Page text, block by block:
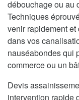
débouchage ou au
Techniques
venir rapidement
dans vos
nauséabondes qui
commerce ou un
Devis
intervention rapide